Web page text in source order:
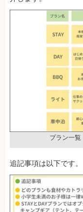
プラン一覧
追記事項は以下です。